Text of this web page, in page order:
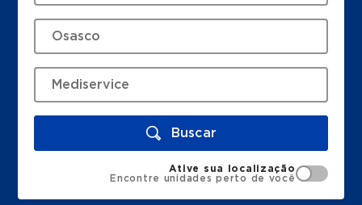
Buscar
Ative sua localização
Encontre unidades perto de você